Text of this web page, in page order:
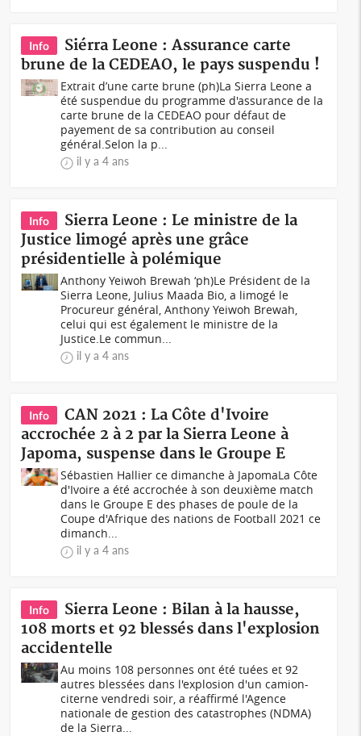
Info
Siérra Leone : Assurance carte
brune de la CEDEAO, le pays suspendu !
Extrait d’une carte brune (ph)La Sierra Leone a
été suspendue du programme d'assurance de la
carte brune de la CEDEAO pour défaut de
payement de sa contribution au conseil
général.Selon la p...
il y a 4 ans
Info
Sierra Leone : Le ministre de la
Justice limogé après une grâce
présidentielle à polémique
Anthony Yeiwoh Brewah ‘ph)Le Président de la
Sierra Leone, Julius Maada Bio, a limogé le
Procureur général, Anthony Yeiwoh Brewah,
celui qui est également le ministre de la
Justice.Le commun...
il y a 4 ans
Info
CAN 2021 : La Côte d'Ivoire
accrochée 2 à 2 par la Sierra Leone à
Japoma, suspense dans le Groupe E
Sébastien Hallier ce dimanche à JapomaLa Côte
d'Ivoire a été accrochée à son deuxième match
dans le Groupe E des phases de poule de la
Coupe d'Afrique des nations de Football 2021 ce
dimanch...
il y a 4 ans
Info
Sierra Leone : Bilan à la hausse,
108 morts et 92 blessés dans l'explosion
accidentelle
Au moins 108 personnes ont été tuées et 92
autres blessées dans l'explosion d'un camion-
citerne vendredi soir, a réaffirmé l'Agence
nationale de gestion des catastrophes (NDMA)
de la Sierra...